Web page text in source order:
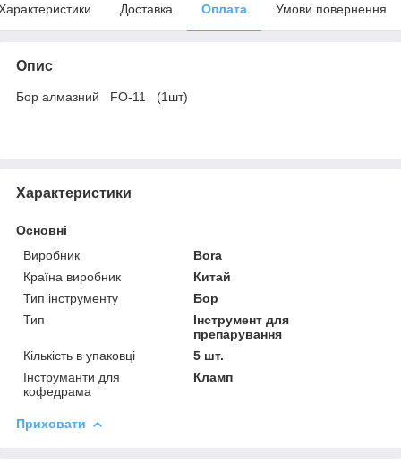
Доставка Оплата Умови повернення
Опис
Бор алмазний FO-11 (1шт)
Характеристики
Основні
Виробник
Bora
Країна виробник
Китай
Тип інструменту
Бор
Тип
Інструмент для
препарування
Кількість в упаковці
5 шт.
Інструманти для
кофедрама
Кламп
Приховати